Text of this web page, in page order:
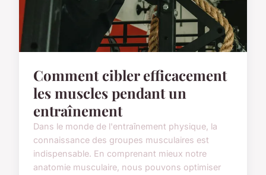
Comment cibler efficacement
les muscles pendant un
entraînement
Dans le monde de l'entraînement physique, la
connaissance des groupes musculaires est
indispensable. En comprenant mieux notre
anatomie musculaire, nous pouvons optimiser